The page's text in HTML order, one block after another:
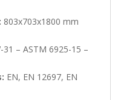
803x703x1800 mm
31 – ASTM 6925-15 –
EN, EN 12697, EN